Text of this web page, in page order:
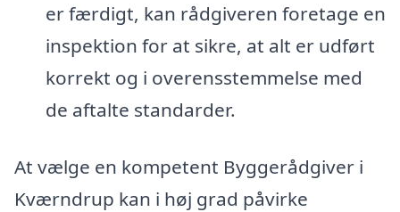
er færdigt, kan rådgiveren foretage en
inspektion for at sikre, at alt er udført
korrekt og i overensstemmelse med
de aftalte standarder.
At vælge en kompetent Byggerådgiver i
Kværndrup kan i høj grad påvirke